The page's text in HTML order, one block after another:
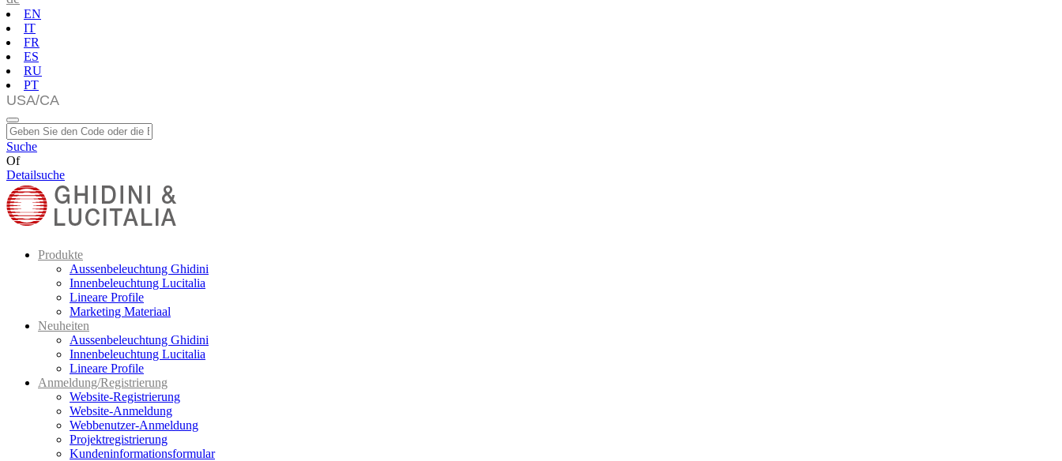
EN
IT
FR
ES
RU
PT
Suche
Of
Detailsuche
Produkte
Aussenbeleuchtung Ghidini
Innenbeleuchtung Lucitalia
Lineare Profile
Marketing Materiaal
Neuheiten
Aussenbeleuchtung Ghidini
Innenbeleuchtung Lucitalia
Lineare Profile
Anmeldung/Registrierung
Website-Registrierung
Website-Anmeldung
Webbenutzer-Anmeldung
Projektregistrierung
Kundeninformationsformular